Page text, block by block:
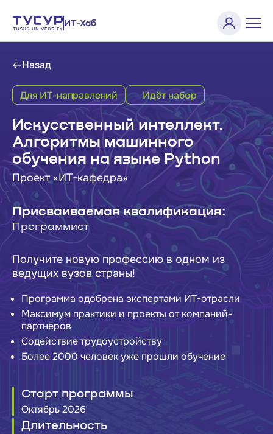
ИТ-Хаб
Назад
Для ИТ-направлений Идёт набор
Искусственный интеллект.
Алгоритмы машинного
обучения на языке Python
Проект «ИТ-кафедра»
Присваиваемая квалификация:
Программист
Получите новую профессию в одном из
ведущих вузов страны!
Программа одобрена экспертами ИТ-отрасли
Максимум практики и проекты от компаний-
партнёров
Содействие трудоустройству
Более 2000 человек уже прошли обучение
Старт программы
Октябрь 2026
Длительность